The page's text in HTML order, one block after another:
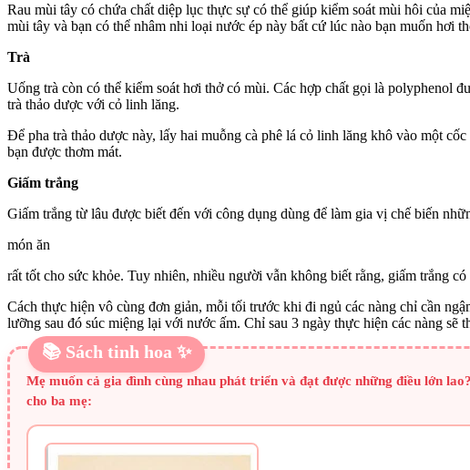
Rau mùi tây có chứa chất diệp lục thực sự có thể giúp kiểm soát mùi hôi của
mùi tây và bạn có thể nhâm nhi loại nước ép này bất cứ lúc nào bạn muốn hơi
Trà
Uống trà còn có thể kiểm soát hơi thở có mùi. Các hợp chất gọi là polyphenol
trà thảo dược với cỏ linh lăng.
Để pha trà thảo dược này, lấy hai muỗng cà phê lá cỏ linh lăng khô vào một
bạn được thơm mát.
Giấm trắng
Giấm trắng từ lâu được biết đến với công dụng dùng để làm gia vị chế biến
món ăn
rất tốt cho sức khỏe. Tuy nhiên, nhiều người vẫn không biết rằng, giấm trắng
Cách thực hiện vô cùng đơn giản, mỗi tối trước khi đi ngủ các nàng chỉ cần
lưỡng sau đó súc miệng lại với nước ấm. Chỉ sau 3 ngày thực hiện các nàng sẽ
📚 Sách tinh hoa ✨
Mẹ muốn cả gia đình cùng nhau phát triển và đạt được những điều lớn
cho ba mẹ: